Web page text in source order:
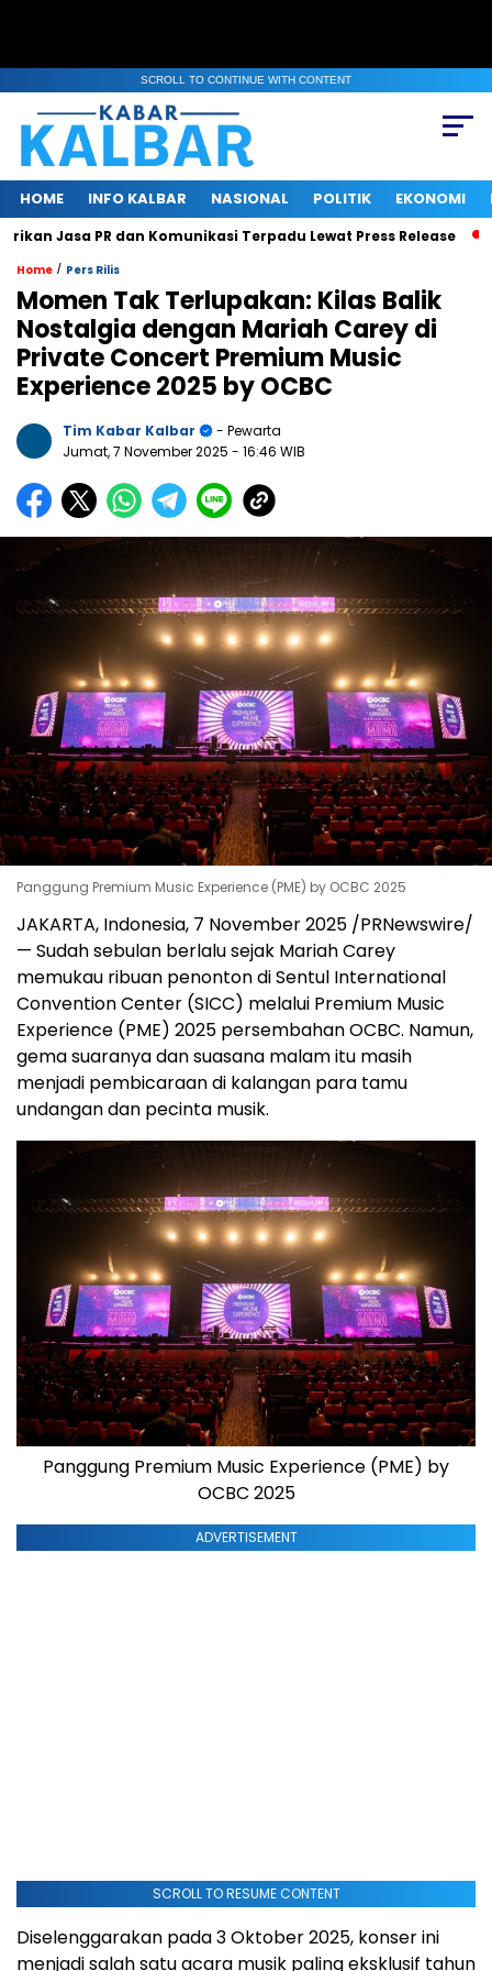
SCROLL TO CONTINUE WITH CONTENT
HOME INFO KALBAR NASIONAL POLITIK EKONOMI
PR dan Komunikasi Terpadu Lewat Press Release
Home / Pers Rilis
Momen Tak Terlupakan: Kilas Balik
Nostalgia dengan Mariah Carey di
Private Concert Premium Music
Experience 2025 by OCBC
Tim Kabar Kalbar
- Pewarta
Jumat, 7 November 2025 - 16:46 WIB
Panggung Premium Music Experience (PME) by OCBC 2025
JAKARTA, Indonesia, 7 November 2025 /PRNewswire/
— Sudah sebulan berlalu sejak Mariah Carey
memukau ribuan penonton di Sentul International
Convention Center (SICC) melalui Premium Music
Experience (PME) 2025 persembahan OCBC. Namun,
gema suaranya dan suasana malam itu masih
menjadi pembicaraan di kalangan para tamu
undangan dan pecinta musik.
Panggung Premium Music Experience (PME) by
OCBC 2025
ADVERTISEMENT
SCROLL TO RESUME CONTENT
Diselenggarakan pada 3 Oktober 2025, konser ini
menjadi salah satu acara musik paling eksklusif tahun